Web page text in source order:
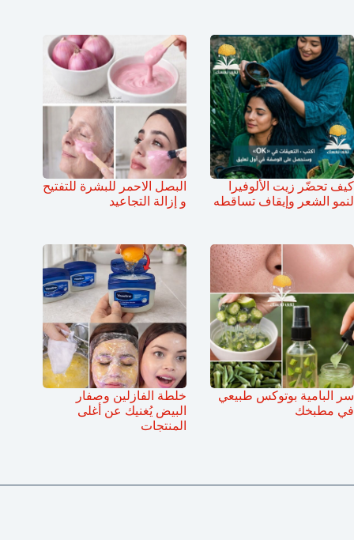
كيف تحضّر زيت الألوفيرا
لنمو الشعر وإيقاف تساقطه
البصل الاحمر للبشرة للتفتيح
و إزالة التجاعيد
سر البامية بوتوكس طبيعي
في مطبخك
خلطة الفازلين وصفار
البيض يُغنيك عن أغلى
المنتجات